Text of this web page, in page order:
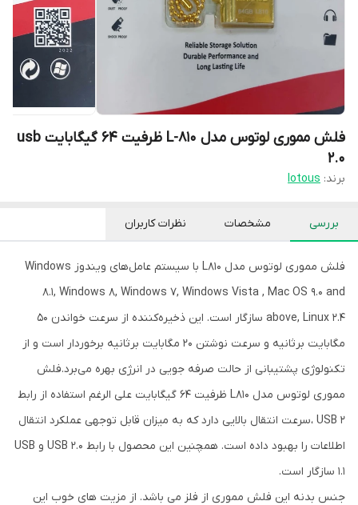
فلش مموری لوتوس مدل L-810 ظرفیت 64 گیگابایت usb
2.0
برند: lotous
بررسی مشخصات نظرات کاربران
فلش مموری لوتوس مدل L810 با سیستم عامل‌‌های ویندوز Windows
8.1, Windows 8, Windows 7, Windows Vista , Mac OS 9.0 and
above, Linux 2.4 سازگار است. این ذخیره‌کننده از سرعت خواندن 50
مگابایت برثانیه و سرعت نوشتن 20 مگابایت برثانیه برخوردار است و از
تکنولوژی پشتیبانی از حالت صرفه جویی در انرژی بهره می‌برد.فلش
مموری لوتوس مدل L810 ظرفیت 64 گیگابایت علی الرغم استفاده از رابط
USB 2 ،سرعت انتقال بالایی دارد که به میزان قابل توجهی عملکرد انتقال
اطلاعات را بهبود داده است. همچنین این محصول با رابط USB 2.0 و USB
1.1 سازگار است.
جنس بدنه این فلش مموری از فلز می باشد. از مزیت های خوب این